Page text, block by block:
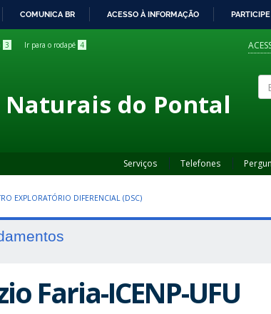
COMUNICA BR ACESSO À INFORMAÇÃO PARTICIPE
3 Ir para o rodapé 4
Naturais do Pontal
Serviços Telefones
EXPLORATÓRIO DIFERENCIAL (DSC)
Faria-ICENP-UFU